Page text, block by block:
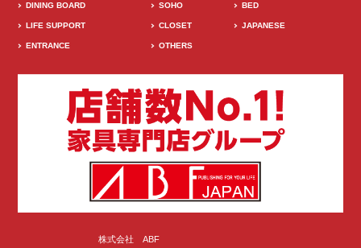
DINING BOARD SOHO BED
LIFE SUPPORT CLOSET JAPANESE
ENTRANCE OTHERS
株式会社 ABF